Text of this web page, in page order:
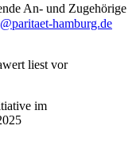
An- und Zugehörige
hamburg.de
liest vor
im